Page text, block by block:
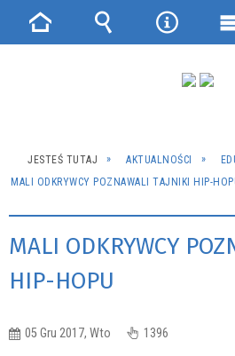
JESTEŚ TUTAJ AKTUALNOŚCI
MALI ODKRYWCY POZNAWALI TAJNIKI HIP-
MALI ODKRYWCY
HIP-HOPU
05 Gru 2017, Wto 1396
Strona Wyszukiwarka